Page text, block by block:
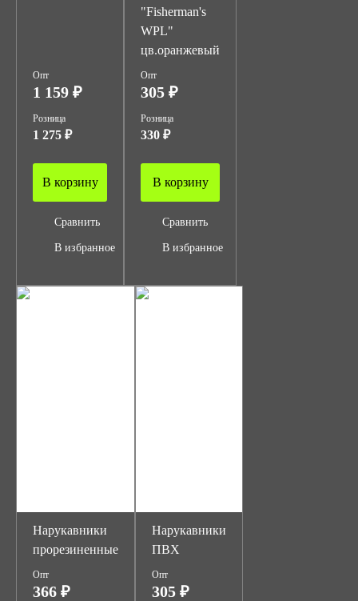
Опт
1 159 ₽
Розница
1 275 ₽
В корзину
Сравнить
В избранное
"Fisherman's
WPL"
цв.оранжевый
Опт
305 ₽
Розница
330 ₽
В корзину
Сравнить
В избранное
Нарукавники
прорезиненные
Опт
366 ₽
Нарукавники
ПВХ
Опт
305 ₽